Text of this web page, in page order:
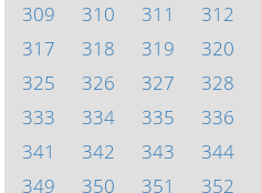
309
310 311 312
317
318 319 320
325
326 327 328
333
334 335 336
341
342 343 344
349
350 351 352